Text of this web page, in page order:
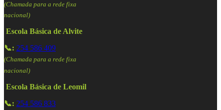
(Chamada para a rede fixa
nacional)
Escola Básica de Alvite
📞: 254 586 409
(Chamada para a rede fixa
nacional)
Escola Básica de Leomil
📞: 254 586 833